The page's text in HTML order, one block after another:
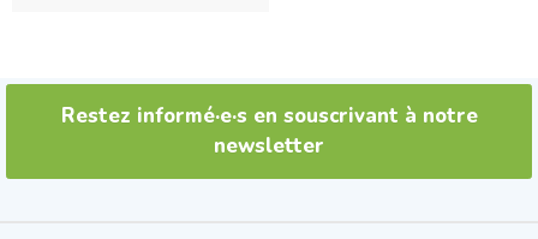
Restez informé·e·s en souscrivant à notre
newsletter